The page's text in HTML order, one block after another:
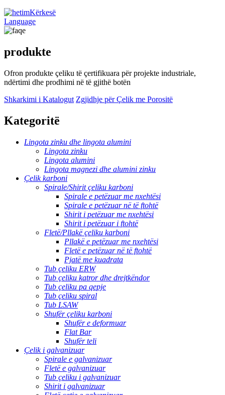
Kërkesë
Language
produkte
Ofron produkte çeliku të çertifikuara për projekte industriale,
ndërtimi dhe prodhimi në të gjithë botën
Shkarkimi i Katalogut Zgjidhje për Çelik me Porositë
Kategoritë
Lingota zinku dhe lingota alumini
Lingota zinku
Lingota alumini
Lingota magnezi dhe alumini zinku
Çelik karboni
Spirale/Shirit çeliku karboni
Spirale e petëzuar me nxehtësi
Spirale e petëzuar në të ftohtë
Shirit i petëzuar me nxehtësi
Shirit i petëzuar i ftohtë
Fletë/Pllakë çeliku karboni
Pllakë e petëzuar me nxehtësi
Fletë e petëzuar në të ftohtë
Pjatë me kuadrata
Tub çeliku ERW
Tub çeliku katror dhe drejtkëndor
Tub çeliku pa qepje
Tub çeliku spiral
Tub LSAW
Shufër çeliku karboni
Shufër e deformuar
Flat Bar
Shufër teli
Çelik i galvanizuar
Spirale e galvanizuar
Fletë e galvanizuar
Tub çeliku i galvanizuar
Shirit i galvanizuar